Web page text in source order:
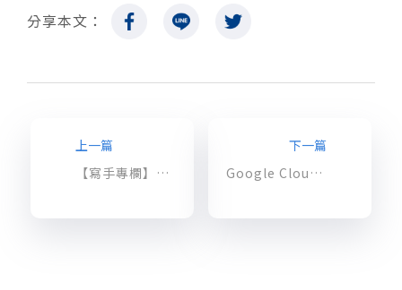
分享本文：
上一篇
【寫手專欄】AWS 雲端資訊安全系列 2 – IAM 簡介與實務操作
下一篇
Google Cloud 攜手 Intel – 優化邊緣到雲端的生產營運流程以實現智慧工廠